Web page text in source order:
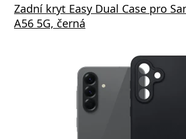
Zadní kryt Easy Dual Case pro
A56 5G, černá